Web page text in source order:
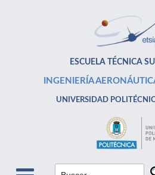
ESCUELA TÉCNICA
INGENIERÍA
UNIVERSIDAD